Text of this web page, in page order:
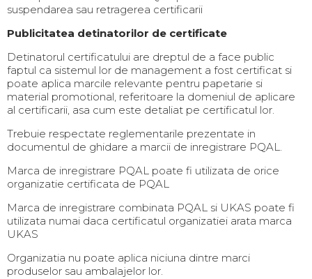
suspendarea sau retragerea certificarii
Publicitatea detinatorilor de certificate
Detinatorul certificatului are dreptul de a face public
faptul ca sistemul lor de management a fost certificat si
poate aplica marcile relevante pentru papetarie si
material promotional, referitoare la domeniul de aplicare
al certificarii, asa cum este detaliat pe certificatul lor.
Trebuie respectate reglementarile prezentate in
documentul de ghidare a marcii de inregistrare PQAL.
Marca de inregistrare PQAL poate fi utilizata de orice
organizatie certificata de PQAL
Marca de inregistrare combinata PQAL si UKAS poate fi
utilizata numai daca certificatul organizatiei arata marca
UKAS
Organizatia nu poate aplica niciuna dintre marci
produselor sau ambalajelor lor.